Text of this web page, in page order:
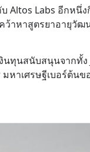
Altos Labs อีกหนึ่ง
าหาสูตรยาอายุวัฒ
นทุนสนับสนุนจากทั้ง
หาเศรษฐีเบอร์ต้นข